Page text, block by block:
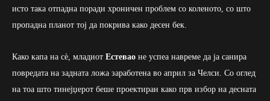
исто така отпадна поради хроничен проблем со коленото, со што
пропадна планот тој да покрива како десен бек.
Како капа на сè, младиот Естевао не успеа навреме да ја санира
повредата на задната ложа заработена во април за Челси. Со оглед
на тоа што тинејџерот беше проектиран како прв избор на десната